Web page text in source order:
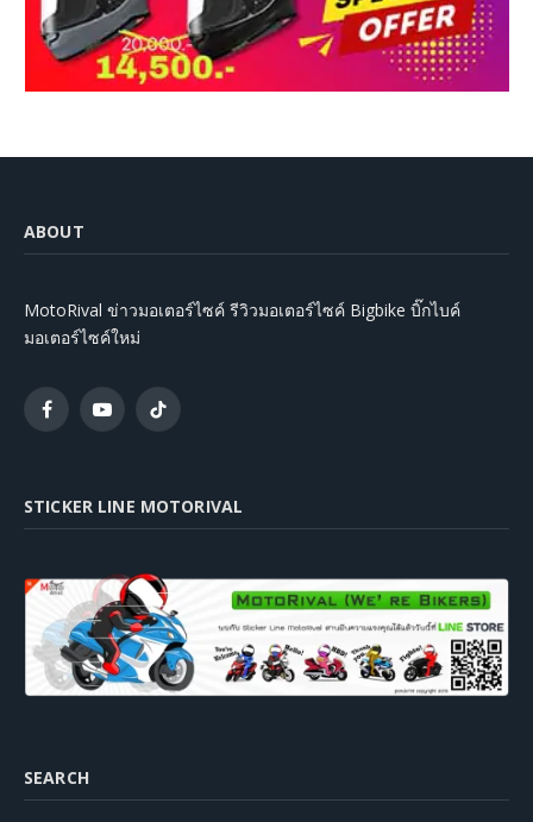
ABOUT
MotoRival ข่าวมอเตอร์ไซค์ รีวิวมอเตอร์ไซค์ Bigbike บิ๊กไบค์
มอเตอร์ไซค์ใหม่
FacebookYouTubeTikTok
STICKER LINE MOTORIVAL
SEARCH